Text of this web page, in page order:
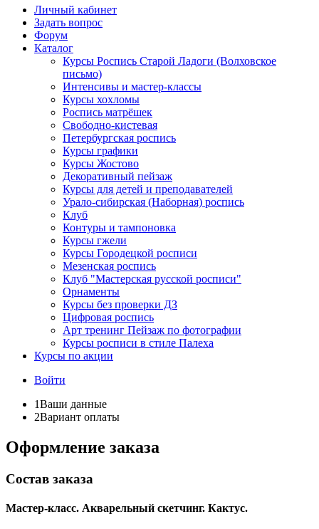
Личный кабинет
Задать вопрос
Форум
Каталог
Курсы Роспись Старой Ладоги (Волховское
письмо)
Интенсивы и мастер-классы
Курсы хохломы
Роспись матрёшек
Свободно-кистевая
Петербургская роспись
Курсы графики
Курсы Жостово
Декоративный пейзаж
Курсы для детей и преподавателей
Урало-сибирская (Наборная) роспись
Клуб
Контуры и тампоновка
Курсы гжели
Курсы Городецкой росписи
Мезенская роспись
Клуб "Мастерская русской росписи"
Орнаменты
Курсы без проверки ДЗ
Цифровая роспись
Арт тренинг Пейзаж по фотографии
Курсы росписи в стиле Палеха
Курсы по акции
Войти
1Ваши данные
2Вариант оплаты
Оформление заказа
Состав заказа
Мастер-класс. Акварельный скетчинг. Кактус.